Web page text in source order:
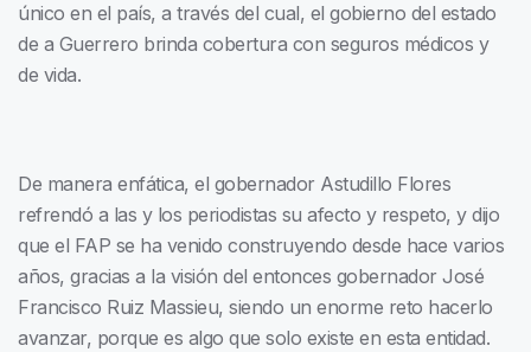
único en el país, a través del cual, el gobierno del estado
de a Guerrero brinda cobertura con seguros médicos y
de vida.
De manera enfática, el gobernador Astudillo Flores
refrendó a las y los periodistas su afecto y respeto, y dijo
que el FAP se ha venido construyendo desde hace varios
años, gracias a la visión del entonces gobernador José
Francisco Ruiz Massieu, siendo un enorme reto hacerlo
avanzar, porque es algo que solo existe en esta entidad.